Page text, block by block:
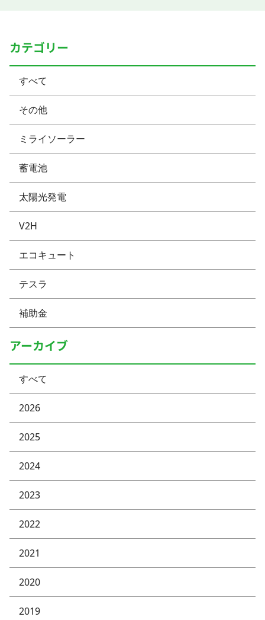
カテゴリー
すべて
その他
ミライソーラー
蓄電池
太陽光発電
V2H
エコキュート
テスラ
補助金
アーカイブ
すべて
2026
2025
2024
2023
2022
2021
2020
2019